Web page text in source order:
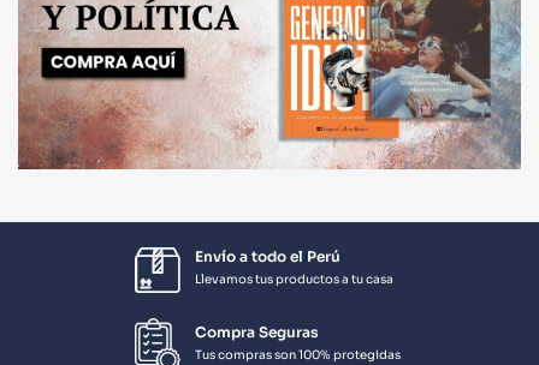
Envío a todo el Perú
Llevamos tus productos a tu casa
Compra Seguras
Tus compras son 100% protegidas